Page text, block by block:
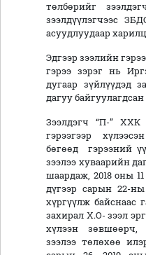
төлбөрийг
зээлдүүлэгчээс
асуудлуудаар
Эдгээр зээлийн
гэрээ зэрэг нь
дугаар зүйлүүдэд
дагуу
Зээлдэгч “П-” ХХК
гэрээгээр
бөгөөд гэрээний
зээлээ хуваарийн
шаардаж, 2018 оны
дүгээр сарын 22-
хүргүүлж байснаас
захирал Х.О- зээл
хүлээн
зээлээ төлөхөө